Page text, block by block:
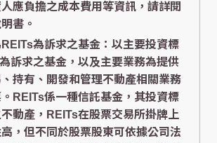
應負擔之成本費用等資訊，請詳閱
書。
為訴求之基金：以主要投資標
訴求之基金，以及主要業務為提供
持有、開發和管理不動產相關業務
REITs係一種信託基金，其投資標
動產，REITs在股票交易所掛牌上
，但不同於股票股東可依據公司法